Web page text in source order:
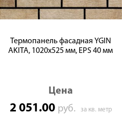
Термопанель фасадная YGIN
AKITA, 1020х525 мм, EPS 40 мм
Цена
2 051.00 руб. за кв. метр